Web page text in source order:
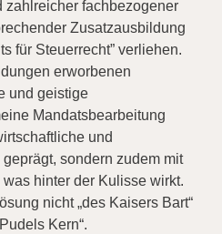
zahlreicher fachbezogener
Zusatzausbildung
für Steuerrecht” verliehen.
erworbenen
und geistige
Mandatsbearbeitung
und
sondern zudem mit
hinter der Kulisse wirkt.
nicht „des Kaisers Bart“
Kern“.